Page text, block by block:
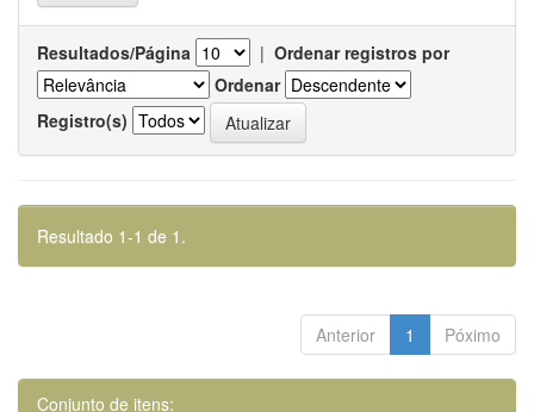
Resultados/Página | Ordenar registros por
Ordenar
Registro(s)
Resultado 1-1 de 1.
Anterior 1 Póximo
Conjunto de itens: